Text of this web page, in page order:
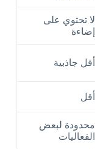
لا تحتوي على
إضاءة
أقل جاذبية
أقل
محدودة لبعض
الفعاليات